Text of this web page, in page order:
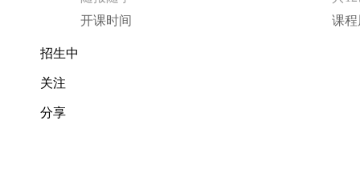
开课时间
课
招生中
关注
分享